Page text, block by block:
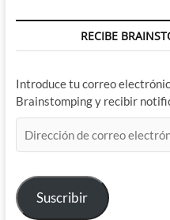
RECIBE
Introduce tu correo
Brainstomping y recibir
de
electrónico
Suscribir